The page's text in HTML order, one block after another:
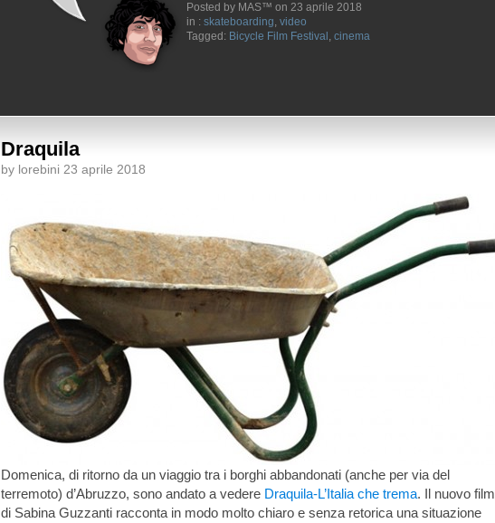
Posted by MAS™ on 23 aprile 2018
in : skateboarding, video
Tagged: Bicycle Film Festival , cinema
Draquila
by lorebini 23 aprile 2018
Domenica, di ritorno da un viaggio tra i borghi abbandonati (anche per via del
terremoto) d’Abruzzo, sono andato a vedere Draquila-L’Italia che trema. Il nuovo film
di Sabina Guzzanti racconta in modo molto chiaro e senza retorica una situazione